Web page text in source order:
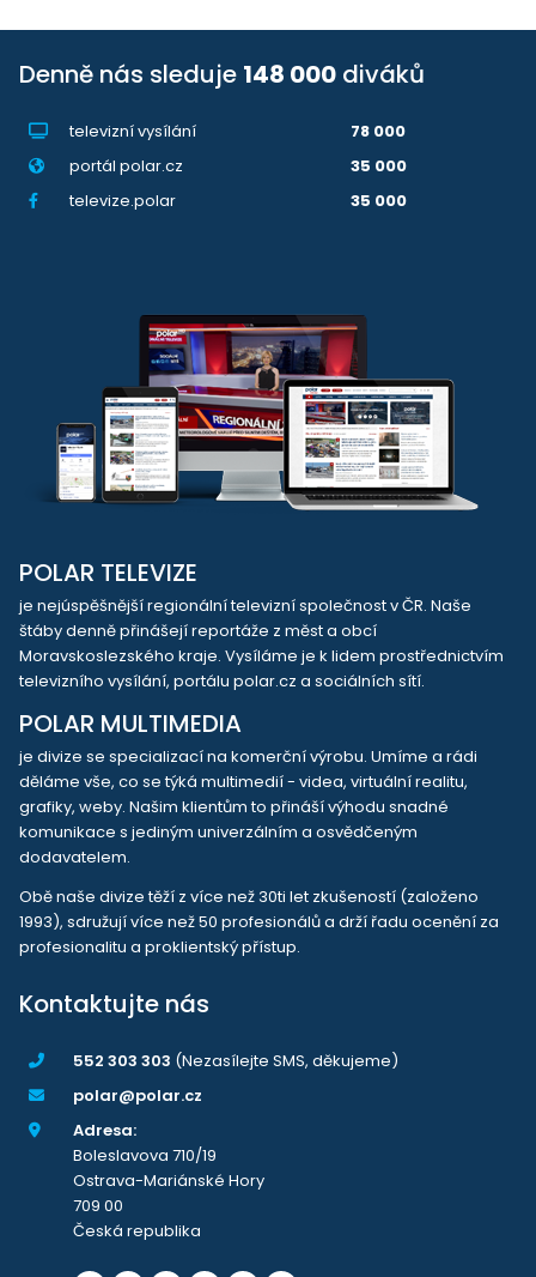
Denně nás sleduje 148 000 diváků
televizní vysílání
78 000
portál polar.cz
35 000
televize.polar
35 000
POLAR TELEVIZE
je nejúspěšnější regionální televizní společnost v ČR. Naše
štáby denně přinášejí reportáže z měst a obcí
Moravskoslezského kraje. Vysíláme je k lidem prostřednictvím
televizního vysílání, portálu polar.cz a sociálních sítí.
POLAR MULTIMEDIA
je divize se specializací na komerční výrobu. Umíme a rádi
děláme vše, co se týká multimedií - videa, virtuální realitu,
grafiky, weby. Našim klientům to přináší výhodu snadné
komunikace s jediným univerzálním a osvědčeným
dodavatelem.
Obě naše divize těží z více než 30ti let zkušeností (založeno
1993), sdružují více než 50 profesionálů a drží řadu ocenění za
profesionalitu a proklientský přístup.
Kontaktujte nás
552 303 303 (Nezasílejte SMS, děkujeme)
polar@polar.cz
Adresa:
Boleslavova 710/19
Ostrava-Mariánské Hory
709 00
Česká republika